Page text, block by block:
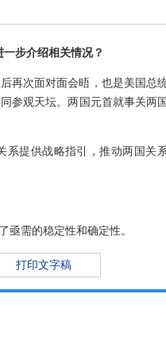
步介绍相关情况？
再次面对面会晤，也是美国总
参观天坛。两国元首就事关两
系提供战略指引，推动两国关
亟需的稳定性和确定性。
打印文字稿